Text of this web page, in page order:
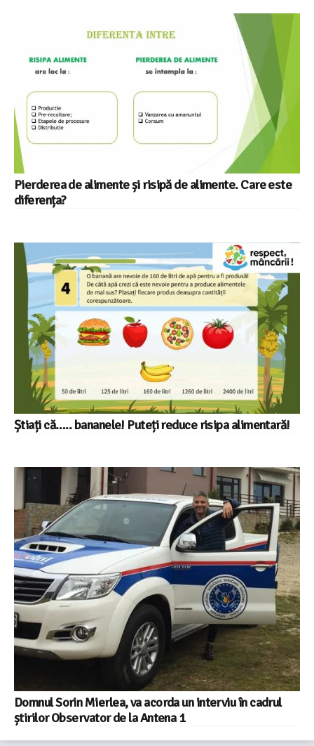
Pierderea de alimente și risipă de alimente. Care este
diferența?
Știați că….. bananele! Puteți reduce risipa alimentară!
Domnul Sorin Mierlea, va acorda un interviu în cadrul
știrilor Observator de la Antena 1